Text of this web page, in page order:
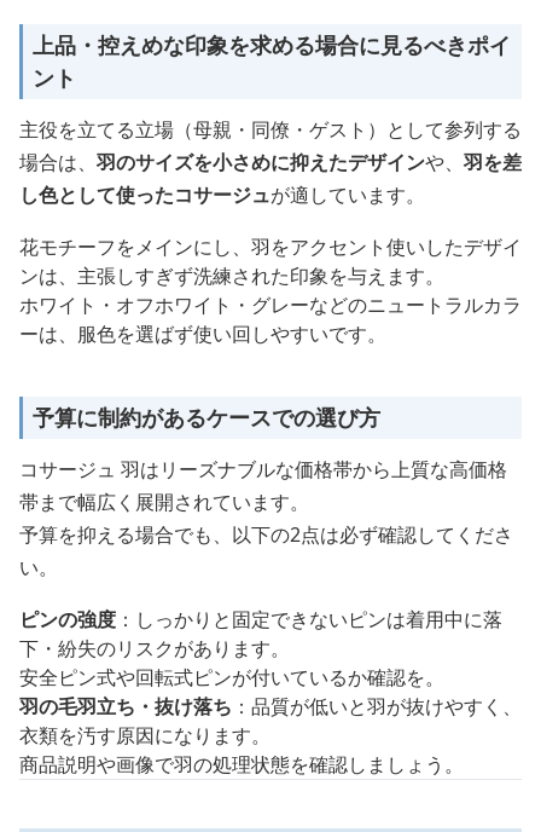
上品・控えめな印象を求める場合に見るべきポイ
ント
主役を立てる立場（母親・同僚・ゲスト）として参列する
場合は、 羽のサイズを小さめに抑えたデザインや、 羽を差
し色として使ったコサージュが適しています。
花モチーフをメインにし、羽をアクセント使いしたデザイ
ンは、主張しすぎず洗練された印象を与えます。
ホワイト・オフホワイト・グレーなどのニュートラルカラ
ーは、服色を選ばず使い回しやすいです。
予算に制約があるケースでの選び方
コサージュ 羽はリーズナブルな価格帯から上質な高価格
帯まで幅広く展開されています。
予算を抑える場合でも、以下の2点は必ず確認してくださ
い。
ピンの強度 ：しっかりと固定できないピンは着用中に落
下・紛失のリスクがあります。
安全ピン式や回転式ピンが付いているか確認を。
羽の毛羽立ち・抜け落ち ：品質が低いと羽が抜けやすく、
衣類を汚す原因になります。
商品説明や画像で羽の処理状態を確認しましょう。